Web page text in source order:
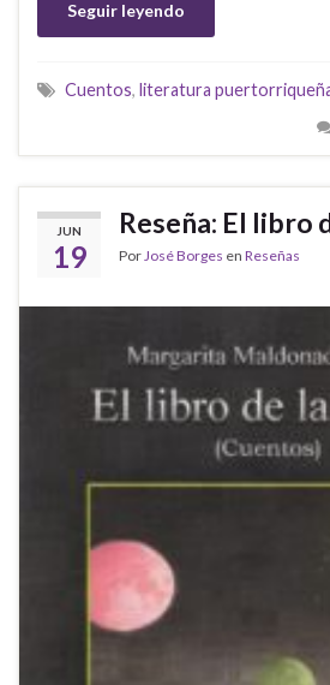
Seguir leyendo
Cuentos, literatura
JUN
19
Reseña: El libro
Por José Borges en Reseñas